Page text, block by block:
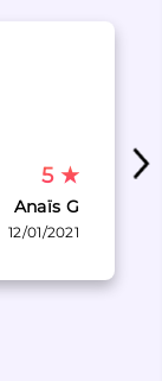
5 ★
Anaïs G
12/01/2021